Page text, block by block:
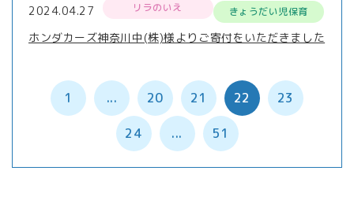
2024.04.27 リラのいえ きょうだい児保育
ホンダカーズ神奈川中(株)様よりご寄付をいただきました
1 ... 20 21 22 23
24 ... 51